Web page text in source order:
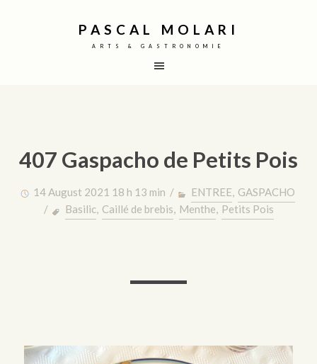
PASCAL MOLARI
ARTS & GASTRONOMIE
407 Gaspacho de Petits Pois
14 August 2021 18 h 13 min / ENTREE, GASPACHO
/
Basilic, Caillé de brebis, Menthe, Petits Pois